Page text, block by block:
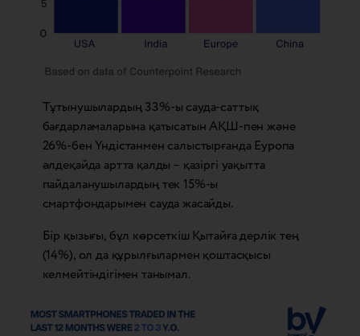
Тұтынушылардың 33%-ы сауда-саттық
бағдарламаларына қатысатын АҚШ-пен және
26%-бен Үндістанмен салыстырғанда Еуропа
әлдеқайда артта қалды – қазіргі уақытта
пайдаланушылардың тек 15%-ы
смартфондарымен сауда жасайды.
Бір қызығы, бұл көрсеткіш Қытайға дерлік тең
(14%), ол да құрылғылармен қоштасқысы
келмейтіндігімен танымал.